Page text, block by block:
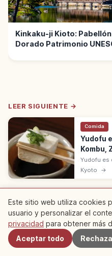
Kinkaku-ji Kioto: Pabellón
Dorado Patrimonio
LEER SIGUIENTE →
Comida
Yudofu
Kombu,
Yudofu es
Kioto: tofu
servido
Kyoto →
※ El contenido del artículo se
redacción y puede diferir de la
garantizamos la exactitud ni la
agradecemos su comprensión.
Patrocinado
Este artículo
afiliados); podemos ganar una
Este sitio web utiliza cookies
usuario y personalizar el
privacidad para obtener más
Aceptar todo